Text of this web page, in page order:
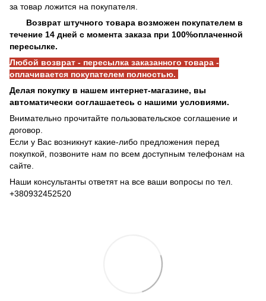
за товар ложится на покупателя.
Возврат штучного товара возможен покупателем в
течение 14 дней с момента заказа при 100%оплаченной
пересылке.
Любой возврат - пересылка заказанного товара -
оплачивается покупателем полностью.
Делая покупку в нашем интернет-магазине, вы
автоматически соглашаетесь с нашими условиями.
Внимательно прочитайте пользовательское соглашение и
договор.
Если у Вас возникнут какие-либо предложения перед
покупкой, позвоните нам по всем доступным телефонам на
сайте.
Наши консультанты ответят на все ваши вопросы по тел.
+380932452520